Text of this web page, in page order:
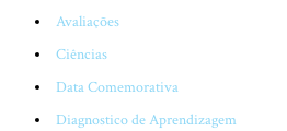
Avaliações
Ciências
Data Comemorativa
Diagnostico de Aprendizagem